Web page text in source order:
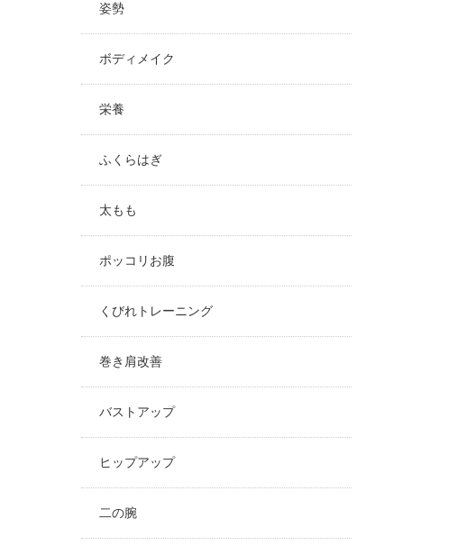
姿勢
ボディメイク
栄養
ふくらはぎ
太もも
ポッコリお腹
くびれトレーニング
巻き肩改善
バストアップ
ヒップアップ
二の腕